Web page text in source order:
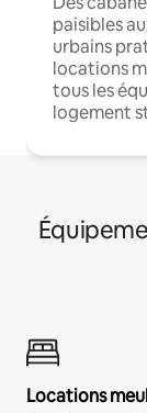
paisibles
urbains
locations
tous les
logement
Locations